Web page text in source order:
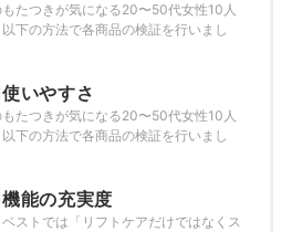
もたつきが気になる20〜50代女性10人
以下の方法で各商品の検証を行いまし
使いやすさ
もたつきが気になる20〜50代女性10人
以下の方法で各商品の検証を行いまし
機能の充実度
ベストでは「リフトケアだけではなくス